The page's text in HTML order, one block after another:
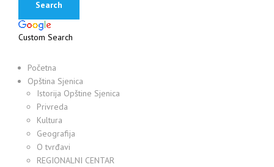
Custom Search
Početna
Opština Sjenica
Istorija Opštine Sjenica
Privreda
Kultura
Geografija
O tvrđavi
REGIONALNI CENTAR